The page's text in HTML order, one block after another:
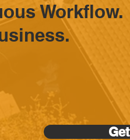
Workflow.